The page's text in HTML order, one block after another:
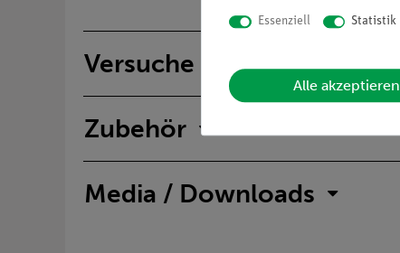
Versuche
Zubehör
Media / Downloads
Essenziell Statistik
Alle akzeptieren